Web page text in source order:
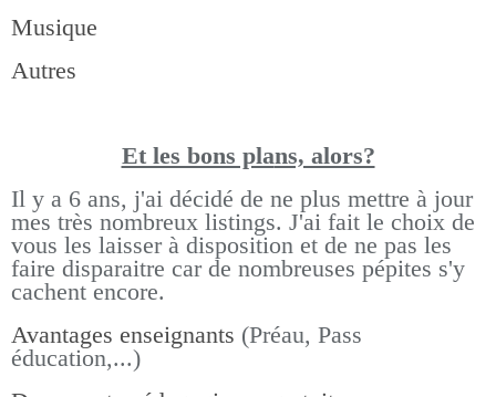
Musique
Autres
Et les bons plans, alors?
Il y a 6 ans, j'ai décidé de ne plus mettre à jour
mes très nombreux listings. J'ai fait le choix de
vous les laisser à disposition et de ne pas les
faire disparaitre car de nombreuses pépites s'y
cachent encore.
Avantages enseignants (Préau, Pass
éducation,...)